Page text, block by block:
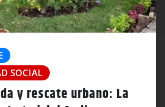
SOCIAL
y rescate urbano: La